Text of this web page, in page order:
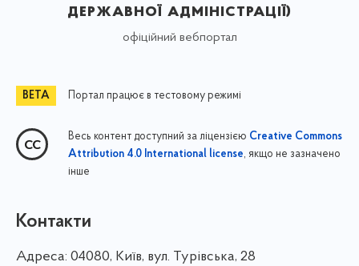
державної адміністрації)
офіційний вебпортал
Портал працює в тестовому режимі
Весь контент доступний за ліцензією Creative Commons
Attribution 4.0 International license, якщо не зазначено
інше
Контакти
Адреса: 04080, Київ, вул. Турівська, 28